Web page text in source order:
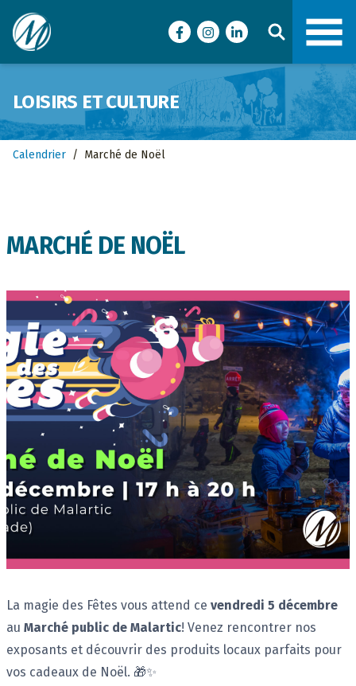
Ville de Malartic
FacebookInstagramLinkedIn
LOISIRS ET CULTURE
Calendrier / Marché de Noël
MARCHÉ DE NOËL
Description
La magie des Fêtes vous attend ce vendredi 5 décembre
au Marché public de Malartic! Venez rencontrer nos
exposants et découvrir des produits locaux parfaits pour
vos cadeaux de Noël. 🎁✨